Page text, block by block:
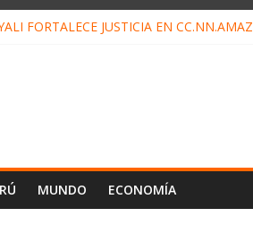
FORTALECE JUSTICIA EN
MUNDO ECONOMÍA